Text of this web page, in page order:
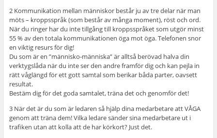
2 Kommunikation mellan människor består ju av tre delar när man
möts – kroppsspråk (som består av många moment), röst och ord.
När du ringer har du inte tillgång till kroppsspråket som utgör minst
55 % av den totala kommunikationen öga mot öga. Telefonen snor
en viktig resurs för dig!
Du som är en ”människo-människa” är alltså berövad halva din
verktygslåda när du inte ser den andre framför dig och kan pejla in
rätt våglängd för ett gott samtal som berikar båda parter, oavsett
resultat.
Bestäm dig för det goda samtalet, träna det och genomför det!
3 När det är du som är ledaren så hjälp dina medarbetare att VÅGA
genom att träna dem! Vilka ledare sänder sina medarbetare ut i
trafiken utan att kolla att de har körkort? Just det.